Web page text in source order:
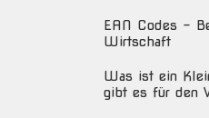
EAN Codes –
Wirtschaft
Was ist ein
gibt es für den